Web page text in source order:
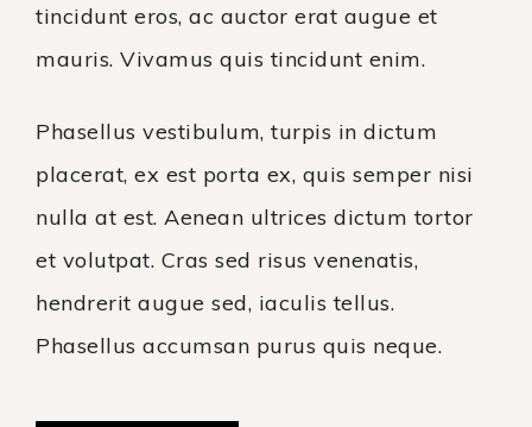
tincidunt eros, ac auctor erat augue et
mauris. Vivamus quis tincidunt enim.
Phasellus vestibulum, turpis in dictum
placerat, ex est porta ex, quis semper nisi
nulla at est. Aenean ultrices dictum tortor
et volutpat. Cras sed risus venenatis,
hendrerit augue sed, iaculis tellus.
Phasellus accumsan purus quis neque.